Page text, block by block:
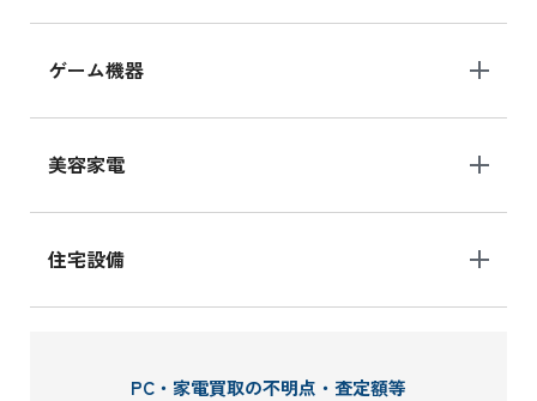
ゲーム機器
美容家電
住宅設備
PC・家電買取の不明点・査定額等